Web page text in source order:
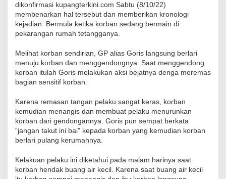
dikonfirmasi kupangterkini.com Sabtu (8/10/22)
membenarkan hal tersebut dan memberikan kronologi
kejadian. Bermula ketika korban sedang bermain di
pekarangan rumah tetangganya.
Melihat korban sendirian, GP alias Goris langsung berlari
menuju korban dan menggendongnya. Saat menggendong
korban itulah Goris melakukan aksi bejatnya denga meremas
bagian sensitif korban.
Karena remasan tangan pelaku sangat keras, korban
kemudian menangis dan membuat pelaku menurunkan
korban dari gendongannya. Goris pun sempat berkata
“jangan takut ini bai” kepada korban yang kemudian korban
berlari pulang kerumahnya.
Kelakuan pelaku ini diketahui pada malam harinya saat
korban hendak buang air kecil. Karena saat buang air kecil